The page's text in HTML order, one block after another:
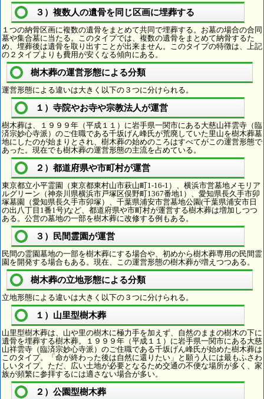
３）複数人の遺骨を同じ区画に埋葬する
１つの納骨区画に複数の遺骨をまとめて共同で埋葬する。お墓の場合の合同
墓や集合墓に当たる。このタイプでは、複数の遺骨をまとめて納骨するた
め、埋葬後は遺骨を取り出すことが出来ません。このタイプの特徴は、上記
の２タイプよりも費用が安くなる傾向にある。
樹木葬の運営形態による分類
運営形態による違いは大きく以下の３つに分けられる。
１）寺院やお寺や宗教法人が運営
樹木葬は、１９９９年（平成１１）に岩手県一関市にある大慈山祥雲寺（臨
済宗妙心寺派）のご住職である千坂げん峰氏が荒廃していた里山を樹木葬墓
地にしたのが始まりとされ、樹木葬の始めのころはすべてがこの運営形態で
あった。現在でも樹木葬の運営形態の主流を占めている。
２）都道府県や市町村が運営
東京都立小平霊園（東京都東村山市萩山町1-16-1）、横浜市営墓地メモリア
ルグリーン（神奈川県横浜市戸塚区俣野町1367番地1）、愛知県長久手市卯
塚墓園（愛知県長久手市卯塚）、千葉県浦安市営墓地公園(千葉県浦安市日
の出八丁目1番1号)など、都道府県や市町村が運営する樹木葬は増加しつつ
ある。公営の墓地の一部を樹木葬に改修する例もある。
３）民間霊園が運営
民間の霊園墓地の一部を樹木葬にする場合や、初めから樹木葬専用の民間霊
園を開発する場合もある。現在、この運営形態の樹木葬が増えつつある。
樹木葬の立地形態による分類
立地形態による違いは大きく以下の３つに分けられる。
１）山里型樹木葬
山里型樹木葬は、山や里の樹木に極力手を加えず、自然のままの樹木の下に
遺骨を埋葬する樹木葬。１９９９年（平成１１）に岩手県一関市にある大慈
山祥雲寺（臨済宗妙心寺派）のご住職である千坂げん峰氏が始めた樹木葬は
このタイプ。「命が終わった後は自然に還りたい」と願う人には最もふさわ
しいタイプ。ただ、広い土地が必要となるため交通の不便な場所が多く、家
族が頻繁に参拝するには適さない場合が多い。
２）公園型樹木葬